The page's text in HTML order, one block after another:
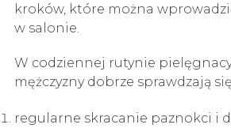
kroków, które można
w salonie.
W codziennej rutynie
mężczyzny dobrze sprawdzają
regularne skracanie paznokci i